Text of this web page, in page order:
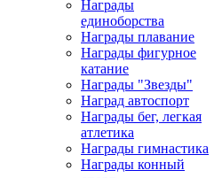
Награды
единоборства
Награды плавание
Награды фигурное
катание
Награды "Звезды"
Наград автоспорт
Награды бег, легкая
атлетика
Награды гимнастика
Награды конный